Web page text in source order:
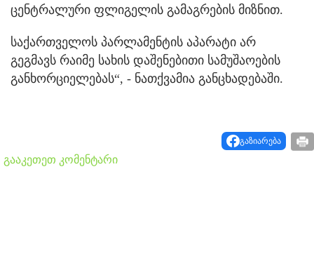
ცენტრალური ფლიგელის გამაგრების მიზნით.
საქართველოს პარლამენტის აპარატი არ
გეგმავს რაიმე სახის დაშენებითი სამუშაოების
განხორციელებას“, - ნათქვამია განცხადებაში.
გაზიარება
გააკეთეთ კომენტარი